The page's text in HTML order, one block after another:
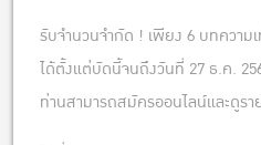
รับจำนวนจำกัด ! เพียง 6 บทความ
ได้ตั้งแต่บัดนี้จนถึงวันที่ 27 ธ.ค.
ท่านสามารถสมัครออนไลน์และดูรา